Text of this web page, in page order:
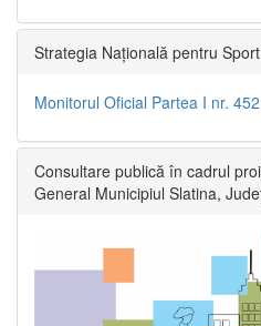
Strategia Națională pentru
Monitorul Oficial Partea I nr.
Consultare publică în cadrul
General Municipiul Slatina,